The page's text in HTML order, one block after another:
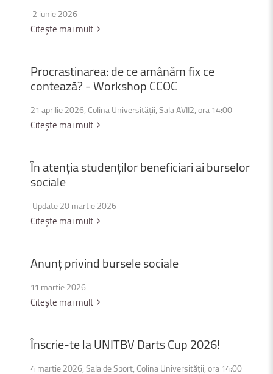
2 iunie 2026
Citește mai mult
Procrastinarea:deceamânămfixce
contează?-WorkshopCCOC
21 aprilie 2026, Colina Universității, Sala AVII2, ora 14:00
Citește mai mult
Înatențiastudențilorbeneficiariaiburselor
sociale
Update 20 martie 2026
Citește mai mult
Anunțprivindburselesociale
11 martie 2026
Citește mai mult
Înscrie-telaUNITBVDartsCup2026!
4 martie 2026, Sala de Sport, Colina Universității, ora 14:00